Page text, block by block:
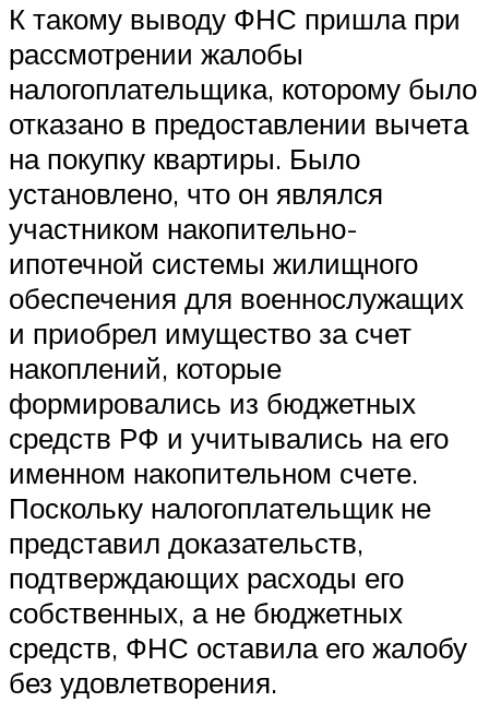
К такому выводу ФНС пришла при
рассмотрении жалобы
налогоплательщика, которому было
отказано в предоставлении вычета
на покупку квартиры. Было
установлено, что он являлся
участником накопительно-
ипотечной системы жилищного
обеспечения для военнослужащих
и приобрел имущество за счет
накоплений, которые
формировались из бюджетных
средств РФ и учитывались на его
именном накопительном счете.
Поскольку налогоплательщик не
представил доказательств,
подтверждающих расходы его
собственных, а не бюджетных
средств, ФНС оставила его жалобу
без удовлетворения.